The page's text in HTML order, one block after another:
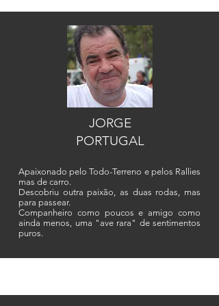
JORGE
PORTUGAL
Apaixonado pelo Todo-Terreno e pelos Rallies
mas de carro.
Descobriu outra paixão, as duas rodas, mas
para passear.
Companheiro como poucos e amigo como
ainda menos, uma "ave rara" de sentimentos
puros.